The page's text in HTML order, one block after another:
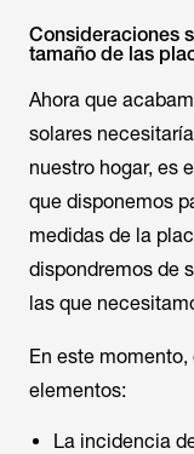
Consideraciones
tamaño de las
Ahora que
solares
nuestro hogar, es
que disponemos
medidas de la
dispondremos de
las que
En este
elementos:
La incidencia